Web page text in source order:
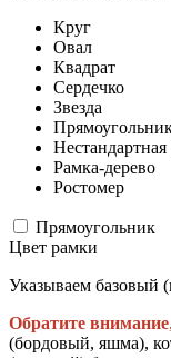
Круг
Овал
Квадрат
Сердечко
Звезда
Рамка-дерево
Ростомер
Прямоугольник
Цвет рамки
Указываем базовый
Обратите внимание,
(бордовый, яшма),